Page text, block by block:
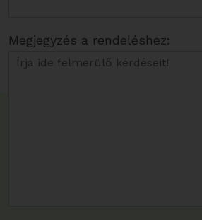
Megjegyzés a rendeléshez: